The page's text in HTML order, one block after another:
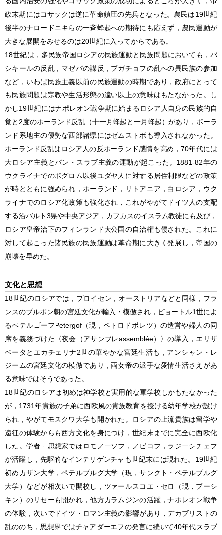
政末期にはコサックは逆に革命鎮圧の先兵となった。農民は19世紀
後半のナロードニキらの一斉蜂起への期待にも応えず，農民運動が
大きな展開をみせるのは20世紀に入ってからである。
18世紀は，多民族帝国ロシアの民族運動と民族問題においても，バ
シキールの反乱，マゼパの謀反，プガチョフの乱への異民族の参加
など，いわば民族主義以前の民族運動の時期であり，政府にとって
も民族問題は宗教や生活形態の違い以上の意味はもたなかった。し
かし19世紀にはナポレオン戦争期に始まるロシア人自身の民族的自
覚と2度のポーランド反乱（十一月蜂起と一月蜂起）があり，ポーラ
ンド系地主の優勢な西部諸県にはゼムストボも導入されなかった。
ポーランド反乱はロシア人の反ポーランド感情を高め，70年代には
大ロシア主義とパン・スラブ主義の運動が起こった。1881-82年の
ウクライナでのポグロム以後ユダヤ人に対する居住制限などの政策
が時とともに強められ，ポーランド，リトアニア，白ロシア，ウク
ライナでのロシア化政策も強化され，これがやがてドイツ人の支配
する沿バルト3県や中央アジア，カフカスのイスラム教徒にも及び，
ロシア皇帝治下のフィンランド大公国の自治権も侵された。これに
対して起こった諸民族の民族運動は革命期に大きく発展し，帝国の
崩壊を早めた。
文化と思想
18世紀のロシアでは，プロイセン，オーストリアなどと同様，フラ
ンスのブルボン朝の宮廷文化が輸入・模倣され，ピョートル1世によ
るペテルゴーフPetergof（現，ペトロドボレツ）の造営や婦人の同
席を義務づけた〈夜会（アサンブレassemblée）〉の導入，エリザ
ベータとエカチェリナ2世の華やかな宮廷生活も，アンシャン・レ
ジームの宮廷文化の模倣であり，両女帝の派手な愛情生活さえがあ
る意味ではそうであった。
18世紀のロシアは初めは神学校と実用的な軍学校しかもたなかった
が，1731年貴族の子弟に西欧風の貴族教育を授ける幼年学校が設け
られ，やがてモスクワ大学も開かれた。ロシアの上流貴族は留学や
遠征の体験からも西方文化を身につけ，世紀末までに完全に西欧化
した。学者・思想家ではロモノーソフ，ノビコフ，ラジーシチェフ
が活躍し，先駆的なインテリゲンチャも世紀末には現れた。19世紀
初めカザン大学，ペテルブルグ大学（現，サンクト・ペテルブルグ
大学）などが相次いで開校し，ツァールスコエ・セロ（現，プーシ
キン）のリセーも開かれ，他方カラムジンの活躍，ナポレオン戦争
の体験，次いでドイツ・ロマン主義の影響があり，デカブリストの
乱ののち，思想界ではチャアダーエフの発言に続いて40年代スラブ